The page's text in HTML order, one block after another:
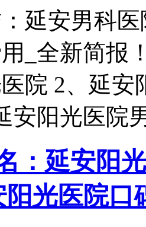
延安男科
_全新简报
院 2、延安
安阳光医
：延安阳
阳光医院口